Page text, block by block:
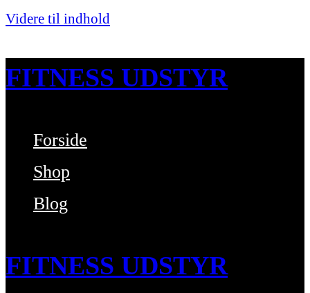
Videre til indhold
FITNESS UDSTYR
Bare endnu et fitness websted
Forside
Shop
Blog
FITNESS UDSTYR